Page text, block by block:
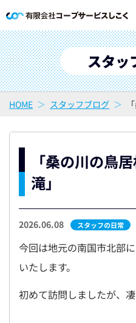
スタッ
HOME スタッフブログ
「桑の川の鳥
滝」
2026.06.08 スタッフの日常
今回は地元の南国市北部
いたします。
初めて訪問しましたが、